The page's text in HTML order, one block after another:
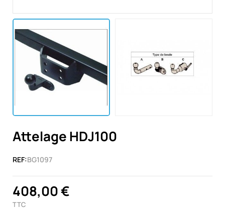
Attelage HDJ100
REF:BG1097
408,00 €
TTC